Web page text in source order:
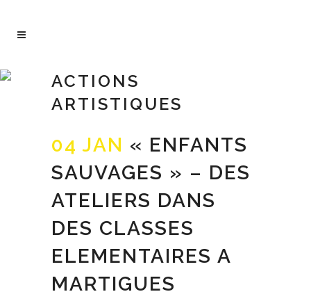
ACTIONS
ARTISTIQUES
04 JAN « ENFANTS
SAUVAGES » – DES
ATELIERS DANS
DES CLASSES
ELEMENTAIRES A
MARTIGUES